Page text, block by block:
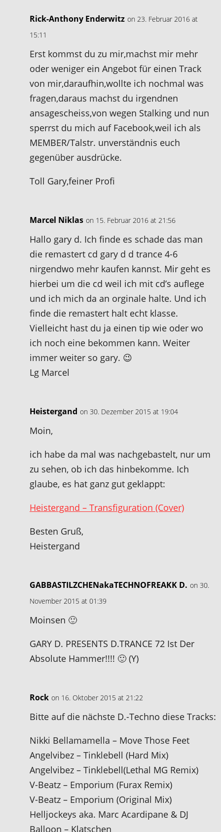
Rick-Anthony Enderwitz on 23. Februar 2016 at
15:11
Erst kommst du zu mir,machst mir mehr
oder weniger ein Angebot für einen Track
von mir,daraufhin,wollte ich nochmal was
fragen,daraus machst du irgendnen
ansagescheiss,von wegen Stalking und nun
sperrst du mich auf Facebook,weil ich als
MEMBER/Talstr. unverständnis euch
gegenüber ausdrücke.
Toll Gary,feiner Profi
Marcel Niklas on 15. Februar 2016 at 21:56
Hallo gary d. Ich finde es schade das man
die remastert cd gary d d trance 4-6
nirgendwo mehr kaufen kannst. Mir geht es
hierbei um die cd weil ich mit cd’s auflege
und ich mich da an orginale halte. Und ich
finde die remastert halt echt klasse.
Vielleicht hast du ja einen tip wie oder wo
ich noch eine bekommen kann. Weiter
immer weiter so gary. 😉
Lg Marcel
Heistergand on 30. Dezember 2015 at 19:04
Moin,
ich habe da mal was nachgebastelt, nur um
zu sehen, ob ich das hinbekomme. Ich
glaube, es hat ganz gut geklappt:
Heistergand – Transfiguration (Cover)
Besten Gruß,
Heistergand
GABBASTILZCHENakaTECHNOFREAKK D. on 30.
November 2015 at 01:39
Moinsen 🙂
GARY D. PRESENTS D.TRANCE 72 Ist Der
Absolute Hammer!!!! 🙂 (Y)
Rock on 16. Oktober 2015 at 21:22
Bitte auf die nächste D.-Techno diese Tracks:
Nikki Bellamamella – Move Those Feet
Angelvibez ‎– Tinklebell (Hard Mix)
Angelvibez ‎– Tinklebell(Lethal MG Remix)
V-Beatz – Emporium (Furax Remix)
V-Beatz – Emporium (Original Mix)
Helljockeys aka. Marc Acardipane & DJ
Balloon ‎– Klatschen